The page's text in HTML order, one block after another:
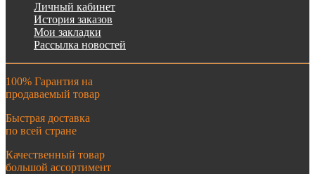
Личный кабинет
История заказов
Мои закладки
Рассылка новостей
100% Гарантия на
продаваемый товар
Быстрая доставка
по всей стране
Качественный товар
большой ассортимент